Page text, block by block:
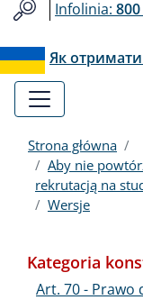
Infolinia:
Як
Strona główna
Aby nie
rekrutacją na
Wersje
Kategoria
Art. 70 - Prawo